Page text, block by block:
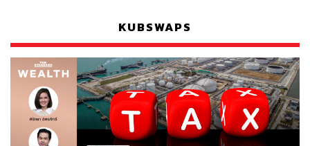
KUBSWAPS